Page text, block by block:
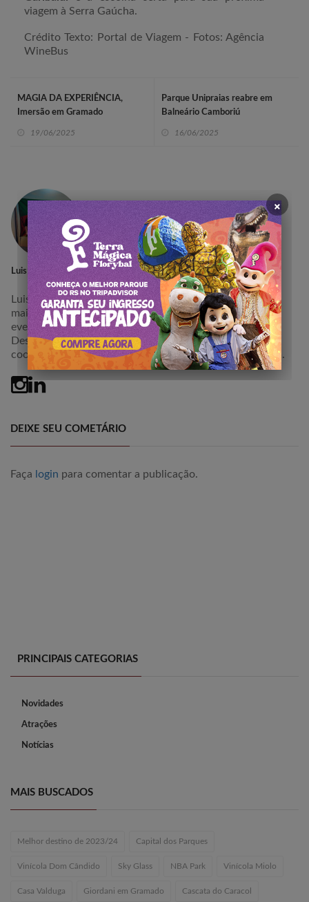
viagem à Serra Gaúcha.
Crédito Texto: Portal de Viagem - Fotos: Agência
WineBus
MAGIA DA EXPERIÊNCIA,
Imersão em Gramado
19/06/2025
Parque Unipraias reabre em
Balneário Camboriú
16/06/2025
Luis Sebastiani
Luis Alexandre, especialista em Turismo de Experiência,
mais de 15 anos atuação na Hotelaria e Organização de
eventos.
Desenvolvimento de Projetos Comerciais e atualmente
coordenando execução do Editorial do Portal de Viagem.
DEIXE SEU COMETÁRIO
Faça login para comentar a publicação.
PRINCIPAIS CATEGORIAS
Novidades
Atrações
Notícias
MAIS BUSCADOS
Melhor destino de 2023/24 Capital dos Parques
Vinícola Dom Cândido Sky Glass NBA Park Vinícola Miolo
Casa Valduga Giordani em Gramado Cascata do Caracol
×